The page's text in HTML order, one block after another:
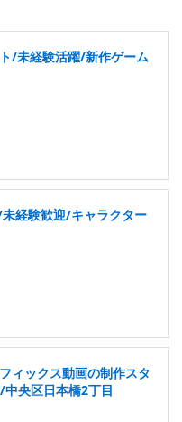
/未経験活躍/新作ゲーム
経験歓迎/キャラクター
ィックス動画の制作スタ
央区日本橋2丁目